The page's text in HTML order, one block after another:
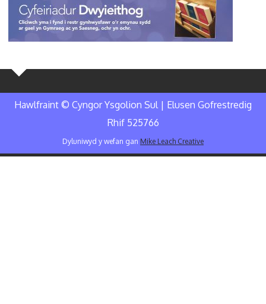
Hawlfraint © Cyngor Ysgolion Sul | Elusen Gofrestredig
Rhif 525766
Dyluniwyd y wefan gan Mike Leach Creative